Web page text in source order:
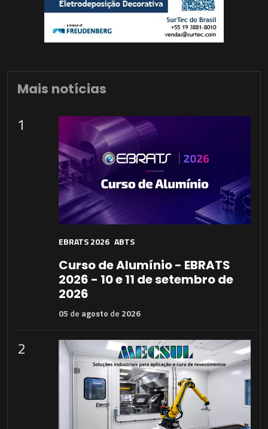
Mais notícias
1
EBRATS 2026 ABTS
Curso de Alumínio - EBRATS
2026 - 10 e 11 de setembro de
2026
05 de agosto de 2026
2